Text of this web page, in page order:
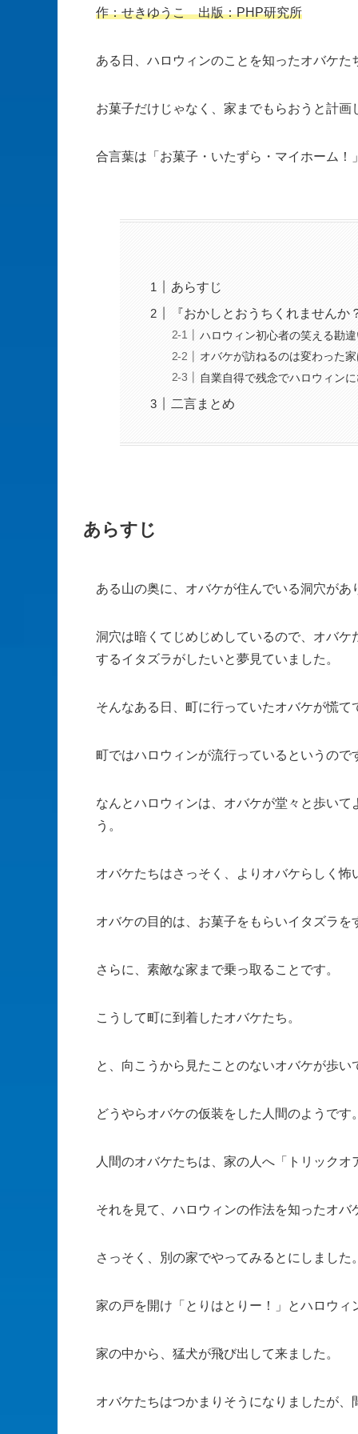
作：せきゆうこ 出版：PHP研究所
ある日、ハロウィンのことを知ったオバケた
お菓子だけじゃなく、家までもらおうと計画
合言葉は「お菓子・いたずら・マイホーム！
あらすじ
『おかしとおうちくれませんか
ハロウィン初心者の笑える勘
オバケが訪ねるのは変わった
自業自得で残念でハロウィン
二言まとめ
あらすじ
ある山の奥に、オバケが住んでいる洞穴があ
洞穴は暗くてじめじめしているので、オバ
するイタズラがしたいと夢見ていました。
そんなある日、町に行っていたオバケが慌て
町ではハロウィンが流行っているというので
なんとハロウィンは、オバケが堂々と歩い
う。
オバケたちはさっそく、よりオバケらしく
オバケの目的は、お菓子をもらいイタズラを
さらに、素敵な家まで乗っ取ることです。
こうして町に到着したオバケたち。
と、向こうから見たことのないオバケが歩い
どうやらオバケの仮装をした人間のようです
人間のオバケたちは、家の人へ「トリック
それを見て、ハロウィンの作法を知ったオバ
さっそく、別の家でやってみるとにしました
家の戸を開け「とりはとりー！」とハロウ
家の中から、猛犬が飛び出して来ました。
オバケたちはつかまりそうになりましたが